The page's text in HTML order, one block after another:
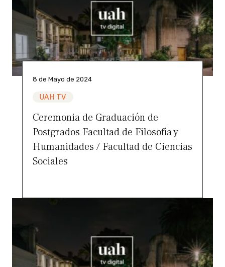
8 de Mayo de 2024
UAH TV
Ceremonia de Graduación de
Postgrados Facultad de Filosofía y
Humanidades / Facultad de Ciencias
Sociales